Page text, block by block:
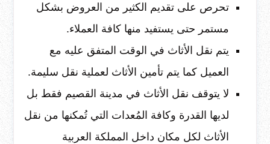
تحرص على تقديم الكثير من العروض بشكل
مستمر حتى يستفيد منها كافة العملاء.
يتم نقل الأثاث في الوقت المتفق عليه مع
العميل كما يتم تأمين الأثاث لعملية نقل سليمة.
لا يتوقف نقل الأثاث في مدينة القصيم فقط بل
لديها القدرة وكافة المُعدات التي تُمكنها من نقل
الأثاث لكل مكان داخل المملكة العربية